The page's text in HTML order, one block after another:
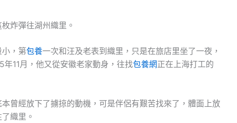
炸彈往湖州織里。
，第包養一次和汪及老表到織里，只是在旅店里坐了一夜，
11月，他又從安徽老家動身，往找包養網正在上海打工的
經放下了擄掠的動機，可是伴侶有艱苦找來了，體面上放
織里。